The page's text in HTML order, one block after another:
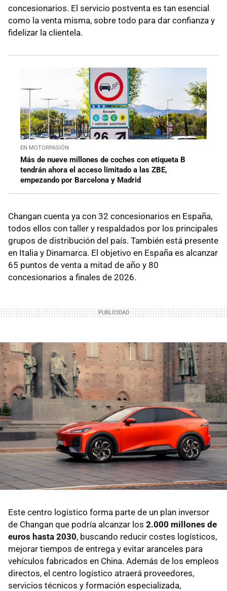
concesionarios. El servicio postventa es tan esencial
como la venta misma, sobre todo para dar confianza y
fidelizar la clientela.
EN MOTORPASIÓN
Más de nueve millones de coches con etiqueta B
tendrán ahora el acceso limitado a las ZBE,
empezando por Barcelona y Madrid
Changan cuenta ya con 32 concesionarios en España,
todos ellos con taller y respaldados por los principales
grupos de distribución del país. También está presente
en Italia y Dinamarca. El objetivo en España es alcanzar
65 puntos de venta a mitad de año y 80
concesionarios a finales de 2026.
Este centro logístico forma parte de un plan inversor
de Changan que podría alcanzar los 2.000 millones de
euros hasta 2030, buscando reducir costes logísticos,
mejorar tiempos de entrega y evitar aranceles para
vehículos fabricados en China. Además de los empleos
directos, el centro logístico atraerá proveedores,
servicios técnicos y formación especializada,